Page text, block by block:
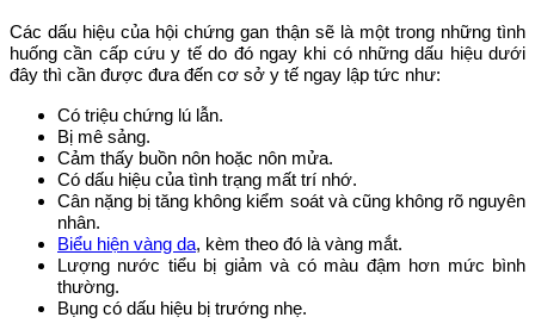
Các dấu hiệu của hội chứng gan thận sẽ là một trong những tình
huống cần cấp cứu y tế do đó ngay khi có những dấu hiệu dưới
đây thì cần được đưa đến cơ sở y tế ngay lập tức như:
Có triệu chứng lú lẫn.
Bị mê sảng.
Cảm thấy buồn nôn hoặc nôn mửa.
Có dấu hiệu của tình trạng mất trí nhớ.
Cân nặng bị tăng không kiểm soát và cũng không rõ nguyên
nhân.
Biểu hiện vàng da, kèm theo đó là vàng mắt.
Lượng nước tiểu bị giảm và có màu đậm hơn mức bình
thường.
Bụng có dấu hiệu bị trướng nhẹ.